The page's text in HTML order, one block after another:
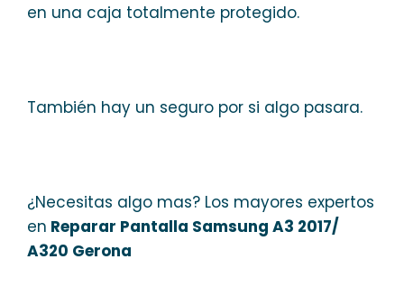
en una caja totalmente protegido.
También hay un seguro por si algo pasara.
¿Necesitas algo mas? Los mayores expertos
en Reparar Pantalla Samsung A3 2017/
A320 Gerona